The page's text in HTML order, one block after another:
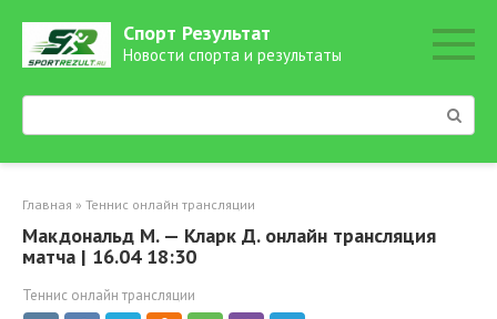
контенту
Спорт Результат
Новости спорта и результаты
Поиск:
Главная » Теннис онлайн трансляции
Макдональд М. — Кларк Д. онлайн трансляция
матча | 16.04 18:30
Теннис онлайн трансляции